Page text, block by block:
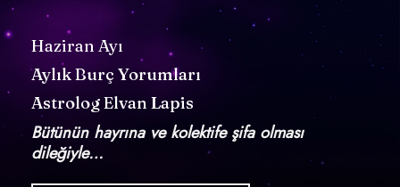
Haziran Ayı
Aylık Burç Yorumları
Astrolog Elvan Lapis
Bütünün hayrına ve kolektife şifa olması
dileğiyle…